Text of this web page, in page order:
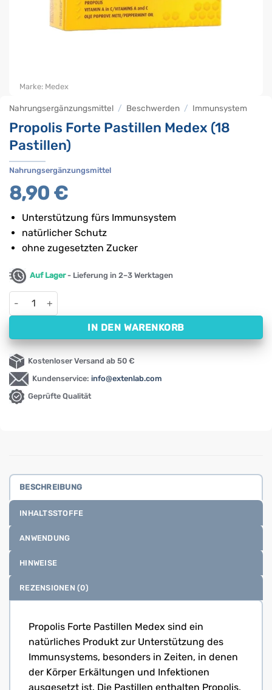
Nahrungsergänzungsmittel / Beschwerden / Immunsystem
Propolis Forte Pastillen Medex (18
Pastillen)
Nahrungsergänzungsmittel
8,90 €
Unterstützung fürs Immunsystem
natürlicher Schutz
ohne zugesetzten Zucker
Auf Lager- Lieferung in 2–3 Werktagen
Propolis Forte Pastillen Medex (18 Pastillen) Menge
IN DEN WARENKORB
Kostenloser Versand ab 50 €
Kundenservice: info@extenlab.com
Geprüfte Qualität
Marke: Medex
BESCHREIBUNG
INHALTSSTOFFE
ANWENDUNG
HINWEISE
REZENSIONEN (0)
Propolis Forte Pastillen Medex sind ein
natürliches Produkt zur Unterstützung des
Immunsystems, besonders in Zeiten, in denen
der Körper Erkältungen und Infektionen
ausgesetzt ist. Die Pastillen enthalten Propolis,